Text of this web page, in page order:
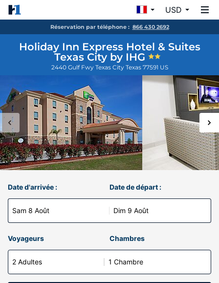
USD
Réservation par téléphone : 866 430 2692
Holiday Inn Express Hotel & Suites
Texas City by IHG
2440 Gulf Fwy Texas City Texas 77591 US
Date d'arrivée :
Sam 8 Août
Date de départ :
Dim 9 Août
Voyageurs Chambres
2 Adultes 1 Chambre